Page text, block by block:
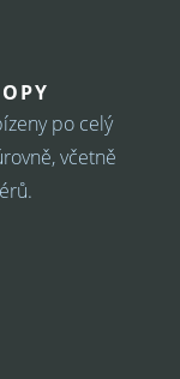
po celý
včetně